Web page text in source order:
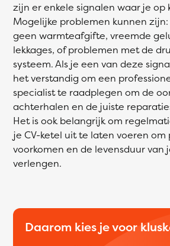
zijn er enkele signalen waar je op
Mogelijke problemen kunnen
geen warmteafgifte, vreemde
lekkages, of problemen met de
systeem. Als je een van deze
het verstandig om een
specialist te raadplegen om de
achterhalen en de juiste
Het is ook belangrijk om
je CV-ketel uit te laten voeren
voorkomen en de levensduur van
verlengen.
Daarom kies je voor